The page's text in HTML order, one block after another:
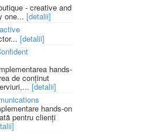
- creative and
one... [detalii]
[detalii]
hands-
de conținut
[detalii]
hands-on
pentru clienți